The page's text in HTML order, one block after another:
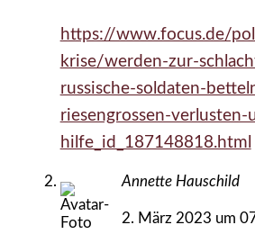
https://www.focus.de/
krise/werden-zur-
russische-soldaten-
riesengrossen-verlusten-
hilfe_id_187148818.html
Annette Hauschild
2. März 2023 um